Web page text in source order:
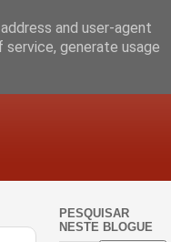
PESQUISAR
NESTE BLOGUE
and user-agent
generate usage